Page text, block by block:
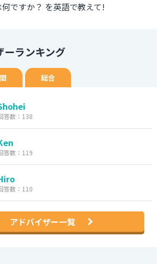
何ですか？ を英語で教えて!
ーランキング
総合
答数：138
答数：119
答数：110
アドバイザー一覧